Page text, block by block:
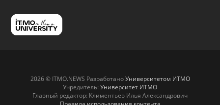
2026 © ITMO.NEWS РазработаноУниверситетом ИТМО
Учредитель: Университет ИТМО
Главный редактор: Климентьев Илья Александрович